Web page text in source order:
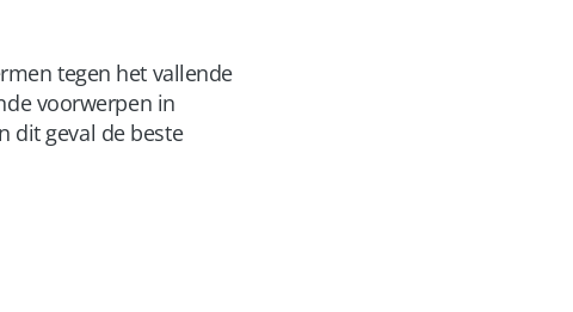
tegen het vallende
voorwerpen in
dit geval de beste